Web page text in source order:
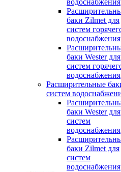
водоснабжения
баки Zilmet для
систем
водоснабжения
баки Wester для
систем
водоснабжения
Расширительные
систем
баки Wester для
систем
водоснабжения
баки Zilmet для
систем
водоснабжения